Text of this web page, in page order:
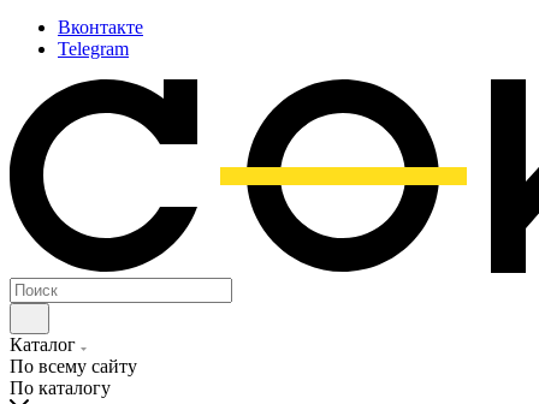
Вконтакте
Telegram
Каталог
По всему сайту
По каталогу